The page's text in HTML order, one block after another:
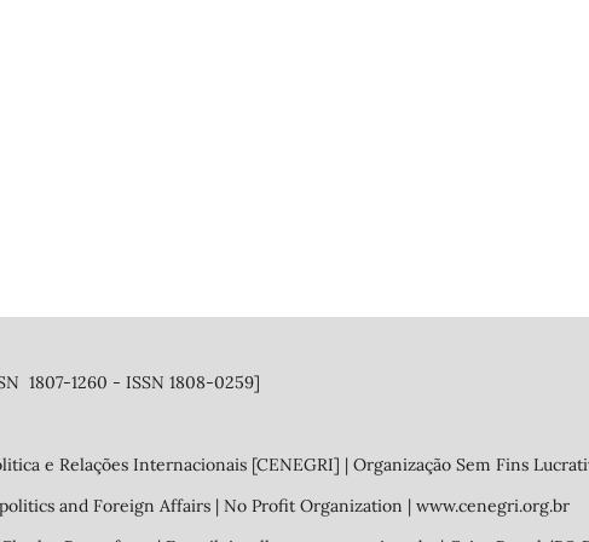
1807-1260 - ISSN 1808-0259]
e Relações Internacionais [CENEGRI] | Organização Sem Fins
and Foreign Affairs | No Profit Organization | www.cenegri.org.br